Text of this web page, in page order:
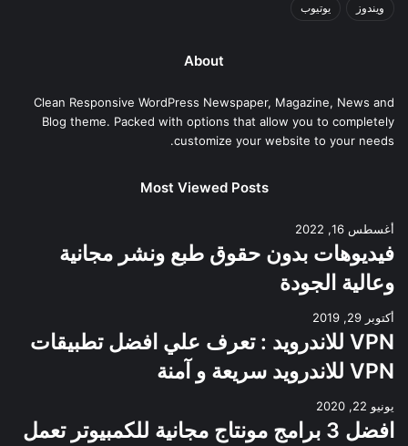
ويندوز يوتيوب
About
Clean Responsive WordPress Newspaper, Magazine, News and
Blog theme. Packed with options that allow you to completely
customize your website to your needs.
Most Viewed Posts
أغسطس 16, 2022
فيديوهات بدون حقوق طبع ونشر مجانية
وعالية الجودة
أكتوبر 29, 2019
VPN للاندرويد : تعرف علي افضل تطبيقات
VPN للاندرويد سريعة و آمنة
يونيو 22, 2020
افضل 3 برامج مونتاج مجانية للكمبيوتر تعمل